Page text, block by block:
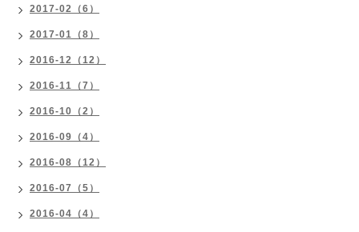
2017-02（6）
2017-01（8）
2016-12（12）
2016-11（7）
2016-10（2）
2016-09（4）
2016-08（12）
2016-07（5）
2016-04（4）